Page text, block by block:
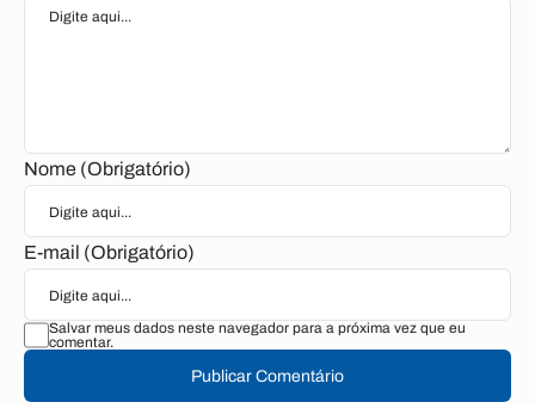
Nome (Obrigatório)
E-mail (Obrigatório)
Salvar meus dados neste navegador para a próxima vez que eu
comentar.
Publicar Comentário